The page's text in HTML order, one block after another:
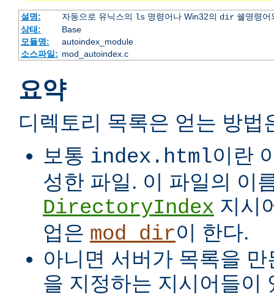
설명: 자동으로 유닉스의 ls명령어나 Win32의 dir쉘명령어
상태:
Base
모듈명:
autoindex_module
소스파일: mod_autoindex.c
요약
디렉토리 목록은 얻는 방법
보통 index.html이란
성한 파일. 이 파일의 이
DirectoryIndex 지시
업은 mod_dir이 한다.
아니면 서버가 목록을
을 지정하는 지시어들이